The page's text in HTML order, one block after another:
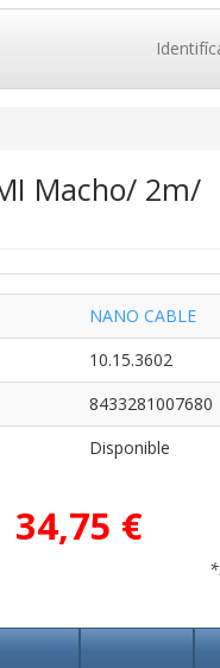
Macho/ 2m/
NANO CABLE
10.15.3602
8433281007680
Disponible
34,75 €